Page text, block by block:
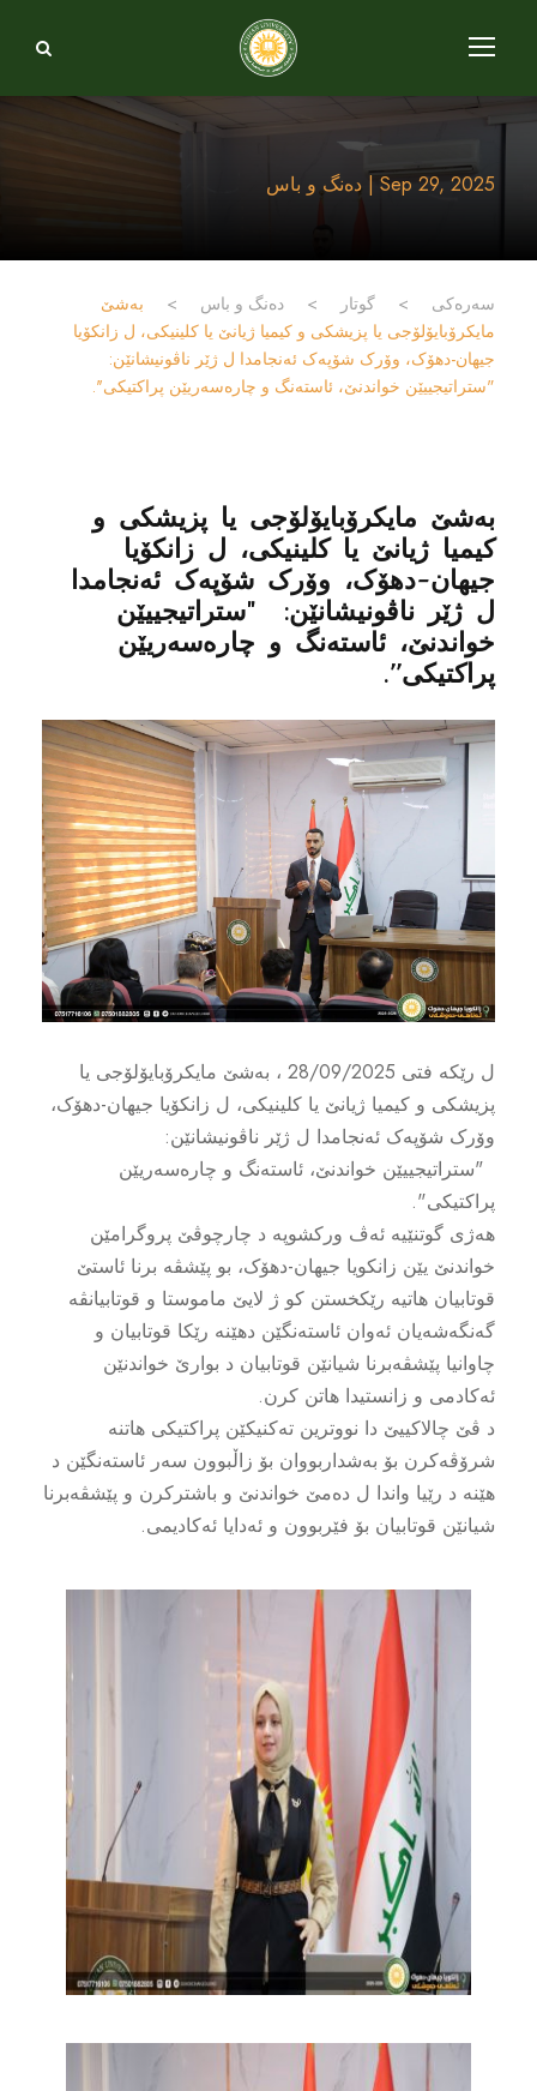
Sep 29, 2025 | دەنگ و باس
سەرەکی > گوتار > دەنگ و باس >
‎بەشێ
مایکرۆبایۆلۆجی یا پزیشکی و کیمیا ژیانێ یا کلینیکی، ل زانکۆیا
"ستراتیجییێن خواندنێ، ئاستەنگ و چارەسەریێن پراکتیکی''.
‎بەشێ مایکرۆبایۆلۆجی یا پزیشکی و
کیمیا ژیانێ یا کلینیکی، ل زانکۆیا
جیهان-دهۆک، وۆرک شۆپەک ئەنجامدا
ل ژێر ناڤونیشانێن: ‎ "ستراتیجییێن
خواندنێ، ئاستەنگ و چارەسەریێن
پراکتیکی''.
ل رێکه فتی 28/09/2025 ، بەشێ مایکرۆبایۆلۆجی یا
پزیشکی و کیمیا ژیانێ یا کلینیکی، ل زانکۆیا جیهان-دهۆک،
وۆرک شۆپەک ئەنجامدا ل ژێر ناڤونیشانێن:
"ستراتیجییێن خواندنێ، ئاستەنگ و چارەسەریێن
پراکتیکی''.
هەژی گوتنێیە ئەڤ ورکشوپە د چارچوڤێ پروگرامێن
خواندنێ یێن زانکویا جیهان-دهۆک، بو پێشڤە برنا ئاستێ
قوتابیان هاتیە رێکخستن کو ژ لایێ ماموستا و قوتابیانڤە
گەنگەشەیان ئەوان ئاستەنگێن دهێنە رێکا قوتابیان و
چاوانیا پێشڤەبرنا شیانێن قوتابیان د بوارێ خواندنێن
ئەکادمی و زانستیدا هاتن کرن.
د ڤێ چالاکییێ دا نووترین تەکنیکێن پراکتیکی هاتنە
شرۆڤەکرن بۆ بەشداربووان بۆ زاڵبوون سەر ئاستەنگێن د
هێنە د رێیا واندا ل دەمێ خواندنێ و باشترکرن و پێشڤەبرنا
شیانێن قوتابیان بۆ فێربوون و ئەدایا ئەکادیمی.